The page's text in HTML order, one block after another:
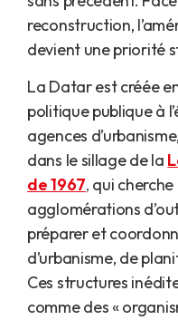
reconstruction,
devient une priorité
La Datar est créée
politique publique à
agences
dans le sillage de la
de 1967, qui
agglomérations
préparer et
d’urbanisme, de
Ces structures
comme des «